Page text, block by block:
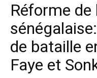
Réforme
de bataille
Faye et